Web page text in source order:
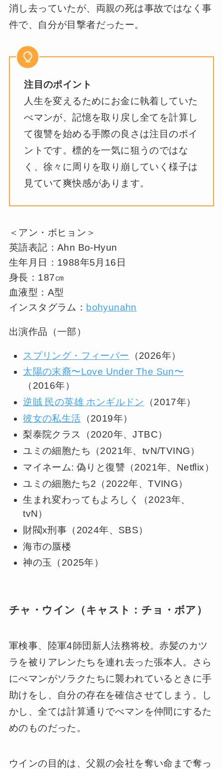
消し去っていたが、両親の死は事故ではなく事
件で、自分が目撃者だったー。
注目のポイント
人生を変えるためにお金に執着していた
べマンが、記憶を取り戻し全てを計算し
て復讐を始める手際の良さは注目のポイ
ントです。標的を一気に狙うのではな
く、徐々に周りを取り崩していく様子は
見ていて爽快感があります。
＜アン・ボヒョン＞
英語表記：Ahn Bo-Hyun
生年月日：1988年5月16日
身長：187㎝
血液型：A型
インスタグラム： bohyunahn
出演作品（一部）
スプリング・フィーバー （2026年）
太陽の末裔〜Love Under The Sun〜
（2016年）
逆賊 民の英雄 ホンギルドン （2017年）
彼女の私生活 （2019年）
梨泰院クラス（2020年、JTBC）
ユミの細胞たち（2021年、tvN/TVING）
マイネーム: 偽りと復讐（2021年、Netflix）
ユミの細胞たち2（2022年、TVING）
生まれ変わってもよろしく（2023年、
tvN）
財閥x刑事（2024年、SBS）
海市の蜃楼
神の玉（2025年）
チャ・ウイン（キャスト：チョ・ボア）
軍検事、陸軍4師団新人法務将校。赤髪のカツ
ラを被りアレンたちを連れ去った張本人。さら
にべマンがソラクたちに襲われているときに手
助けをし、自分の存在を確信させてしまう。し
かし、全ては計算通りでべマンを仲間にするた
めのものだった。
ウインの目的は、父親の会社を奪い命まで奪っ